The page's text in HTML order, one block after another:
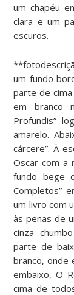
um chapéu
clara e um
escuros.
um fundo
parte de
em branco
Profundis”
amarelo.
cárcere”. À
Oscar com a
fundo bege
Completos”
um livro com
às penas de
cinza
parte de
branco, onde
embaixo, O
cima de